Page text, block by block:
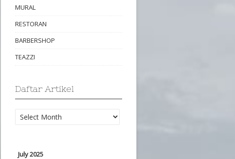
MURAL
RESTORAN
BARBERSHOP
TEAZZI
Daftar Artikel
Daftar
Artikel
July 2025